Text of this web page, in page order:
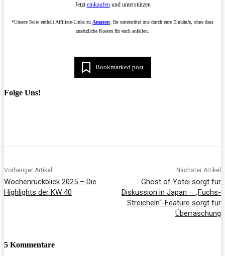
Jetzt einkaufenund unterstützen
*Unsere Seite enthält Affiliate-Links zu Amazon . Ihr unterstützt uns durch eure Einkäufe, ohne dass
zusätzliche Kosten für euch anfallen.
Bookmarked post
Folge Uns!
Vorheriger Artikel
Wochenrückblick 2025 – Die
Highlights der KW 40
Nächster Artikel
Ghost of Yotei sorgt für
Diskussion in Japan – „Fuchs-
Streicheln“-Feature sorgt für
Überraschung
5 Kommentare